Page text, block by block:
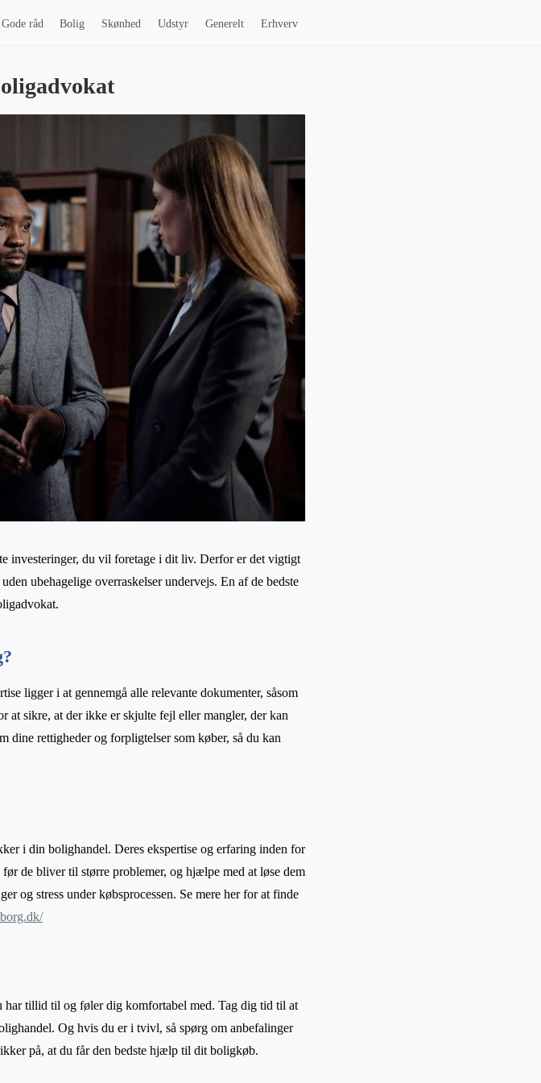
Gode råd Bolig Skønhed Udstyr Generelt Erhverv
investeringer, du vil foretage i dit liv. Derfor er det vigtigt
ubehagelige overraskelser undervejs. En af de bedste
ligger i at gennemgå alle relevante dokumenter, såsom
at sikre, at der ikke er skjulte fejl eller mangler, der kan
dine rettigheder og forpligtelser som køber, så du kan
i din bolighandel. Deres ekspertise og erfaring inden for
de bliver til større problemer, og hjælpe med at løse dem
og stress under købsprocessen. Se mere her for at finde
tillid til og føler dig komfortabel med. Tag dig tid til at
Og hvis du er i tvivl, så spørg om anbefalinger
på, at du får den bedste hjælp til dit boligkøb.